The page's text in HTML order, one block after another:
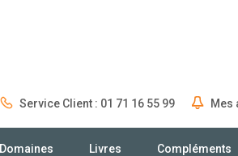
Service Client : 01 71 16 55 99 Mes
Domaines Livres Compléments